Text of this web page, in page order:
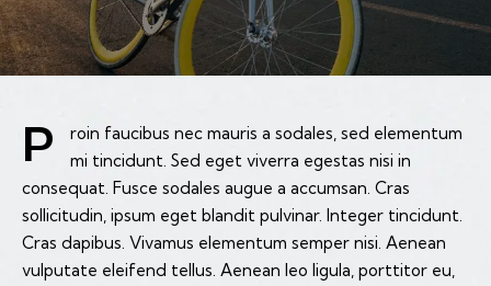
Proin faucibus nec mauris a sodales, sed elementum
mi tincidunt. Sed eget viverra egestas nisi in
consequat. Fusce sodales augue a accumsan. Cras
sollicitudin, ipsum eget blandit pulvinar. Integer tincidunt.
Cras dapibus. Vivamus elementum semper nisi. Aenean
vulputate eleifend tellus. Aenean leo ligula, porttitor eu,